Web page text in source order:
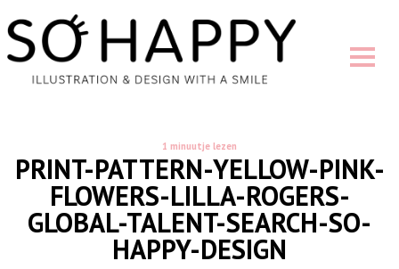
1 minuutje lezen
PRINT-PATTERN-YELLOW-PINK-
FLOWERS-LILLA-ROGERS-
GLOBAL-TALENT-SEARCH-SO-
HAPPY-DESIGN